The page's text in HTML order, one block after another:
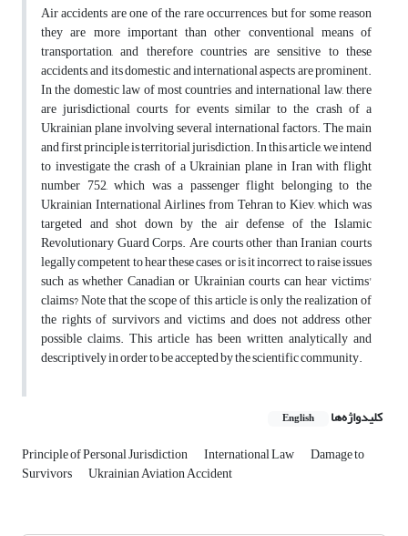
Air accidents are one of the rare occurrences, but for some reason
they are more important than other conventional means of
transportation, and therefore countries are sensitive to these
accidents, and its domestic and international aspects are prominent.
In the domestic law of most countries and international law, there
are jurisdictional courts for events similar to the crash of a
Ukrainian plane involving several international factors. The main
and first principle is territorial jurisdiction. In this article, we intend
to investigate the crash of a Ukrainian plane in Iran with flight
number 752, which was a passenger flight belonging to the
Ukrainian International Airlines from Tehran to Kiev, which was
targeted and shot down by the air defense of the Islamic
Revolutionary Guard Corps. Are courts other than Iranian courts
legally competent to hear these cases, or is it incorrect to raise issues
such as whether Canadian or Ukrainian courts can hear victims'
claims? Note that the scope of this article is only the realization of
the rights of survivors and victims and does not address other
possible claims. This article has been written analytically and
descriptively in order to be accepted by the scientific community.
کلیدواژه‌ها English
Principle of Personal Jurisdiction International Law Damage to
Survivors Ukrainian Aviation Accident